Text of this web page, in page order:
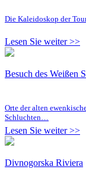
Die Kaleidoskop der
Lesen Sie weiter >>
Besuch des Weißen
Orte der alten
Schluchten…
Lesen Sie weiter >>
Divnogorska Riviera